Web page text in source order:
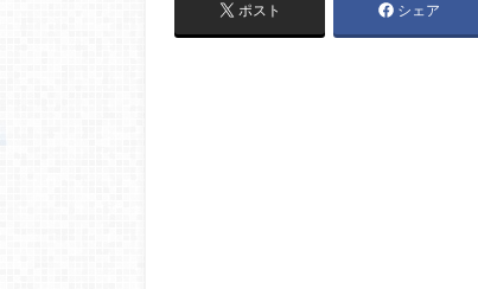
ポスト シェア